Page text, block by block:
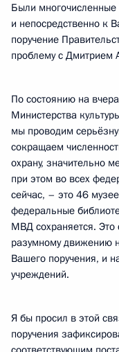
Были
и непосредственно к
поручение
проблему с Дмитрием
По состоянию на
Министерства
мы проводим
сокращаем
охрану, значительно
при этом во всех
сейчас, – это 46
федеральные
МВД сохраняется.
разумному движению
Вашего поручения, и
учреждений.
Я бы просил в этой
поручения